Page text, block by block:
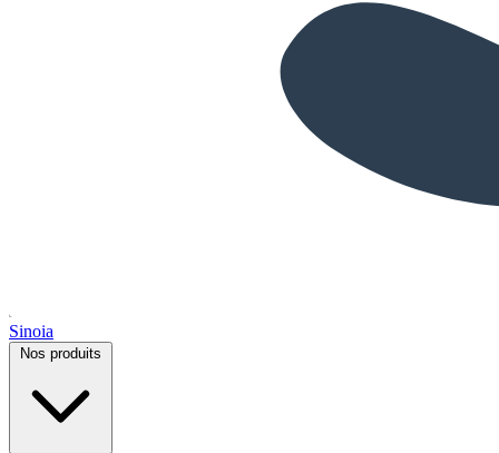
Sinoia
Nos produits